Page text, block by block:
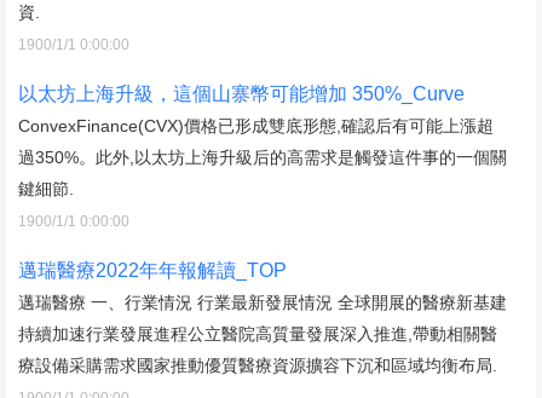
資.
1900/1/1 0:00:00
以太坊上海升級，這個山寨幣可能增加 350%_Curve
ConvexFinance(CVX)價格已形成雙底形態,確認后有可能上漲超
過350%。此外,以太坊上海升級后的高需求是觸發這件事的一個關
鍵細節.
1900/1/1 0:00:00
邁瑞醫療2022年年報解讀_TOP
邁瑞醫療 一、行業情況 行業最新發展情況 全球開展的醫療新基建
持續加速行業發展進程公立醫院高質量發展深入推進,帶動相關醫
療設備采購需求國家推動優質醫療資源擴容下沉和區域均衡布局.